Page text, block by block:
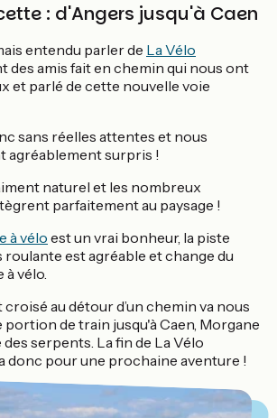
: d'Angers jusqu'à Caen
entendu parler de La Vélo
des amis fait en chemin qui nous ont
et parlé de cette nouvelle voie
sans réelles attentes et nous
agréablement surpris !
naturel et les nombreux
parfaitement au paysage !
à véloest un vrai bonheur, la piste
roulante est agréable et change du
à vélo.
croisé au détour d’un chemin va nous
portion de train jusqu'à Caen, Morgane
des serpents. La fin de La Vélo
donc pour une prochaine aventure !